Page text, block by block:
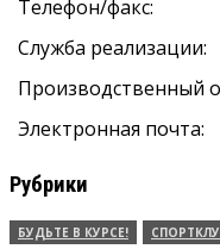
Телефон/факс:
Служба реализации:
Производственный
Электронная почта:
Рубрики
БУДЬТЕ В КУРСЕ!